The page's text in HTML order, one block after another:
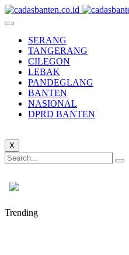
SERANG
TANGERANG
CILEGON
LEBAK
PANDEGLANG
BANTEN
NASIONAL
DPRD BANTEN
X
Trending